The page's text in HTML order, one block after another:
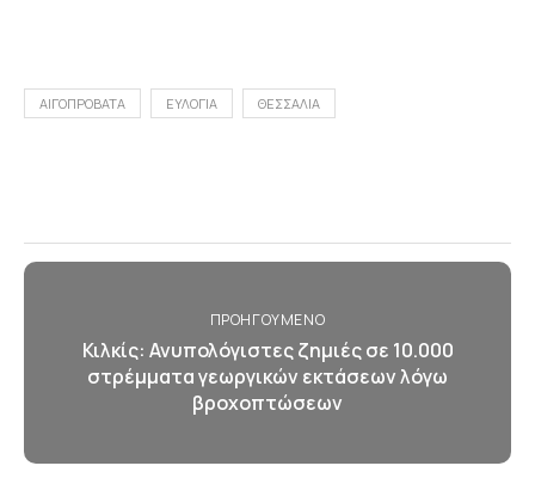
ΑΙΓΟΠΡΟΒΑΤΑ ΕΥΛΟΓΙΑ ΘΕΣΣΑΛΙΑ
ΠΡΟΗΓΟΎΜΕΝΟ
Κιλκίς: Ανυπολόγιστες ζημιές σε 10.000
στρέμματα γεωργικών εκτάσεων λόγω
βροχοπτώσεων